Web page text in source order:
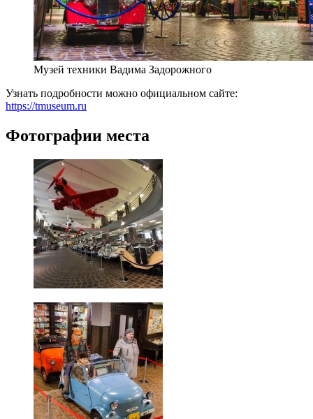
Музей техники Вадима Задорожного
Узнать подробности можно официальном сайте:
https://tmuseum.ru
Фотографии места